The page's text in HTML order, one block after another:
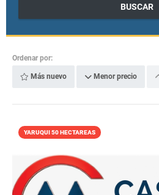
BUSCAR
Ordenar por:
Más nuevo Menor precio
YARUQUI 50 HECTAREAS